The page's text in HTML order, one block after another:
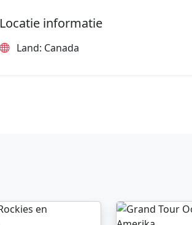
Locatie informatie
Land: Canada